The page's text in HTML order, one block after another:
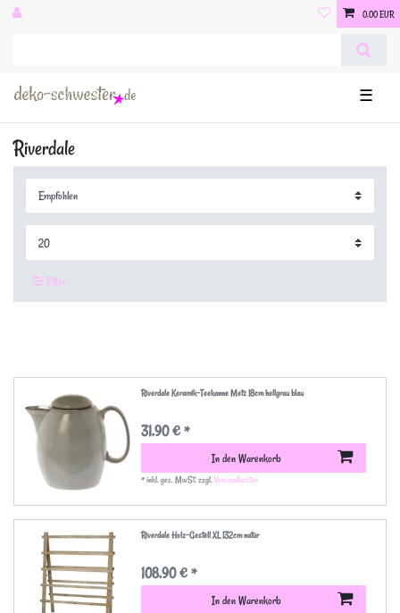
0,00 EUR
☰
Riverdale
Filter
Riverdale Keramik-Teekanne Metz 18cm hellgrau blau
31,90 € *
In den Warenkorb
*inkl. ges. MwSt.zzgl.Versandkosten
Riverdale Holz-Gestell XL 132cm natur
108,90 € *
In den Warenkorb